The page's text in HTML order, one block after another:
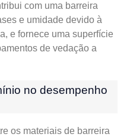
com uma barreira
e umidade devido à
e fornece uma superfície
de vedação a
no desempenho
os materiais de barreira